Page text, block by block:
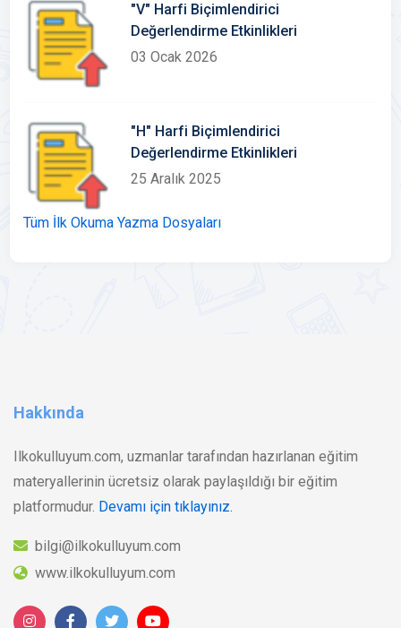
"V" Harfi Biçimlendirici
Değerlendirme Etkinlikleri
03 Ocak 2026
"H" Harfi Biçimlendirici
Değerlendirme Etkinlikleri
25 Aralık 2025
Tüm İlk Okuma Yazma Dosyaları
Hakkında
Ilkokulluyum.com, uzmanlar tarafından hazırlanan eğitim
materyallerinin ücretsiz olarak paylaşıldığı bir eğitim
platformudur. Devamı için tıklayınız.
bilgi@ilkokulluyum.com
www.ilkokulluyum.com